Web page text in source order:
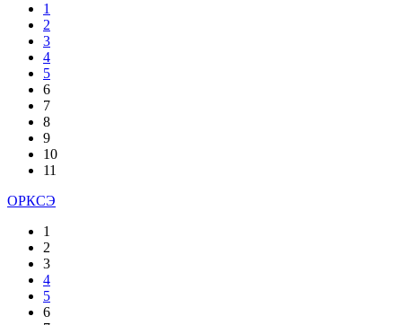
1
2
3
4
5
6
7
8
9
10
11
ОРКСЭ
1
2
3
4
5
6